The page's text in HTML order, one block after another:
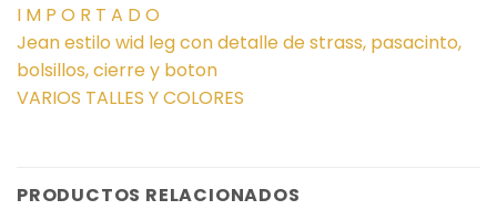
I M P O R T A D O
Jean estilo wid leg con detalle de strass, pasacinto,
bolsillos, cierre y boton
VARIOS TALLES Y COLORES
PRODUCTOS RELACIONADOS